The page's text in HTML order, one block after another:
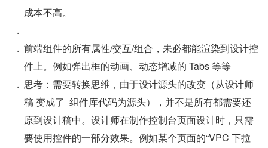
成本不高。
前端组件的所有属性/交互/组合，未必都能渲染到设计控
件上。例如弹出框的动画、动态增减的 Tabs 等等
思考：需要转换思维，由于设计源头的改变（从设计师
稿 变成了  组件库代码为源头），并不是所有都需要还
原到设计稿中。设计师在制作控制台页面设计时，只需
要使用控件的一部分效果。例如某个页面的“VPC 下拉